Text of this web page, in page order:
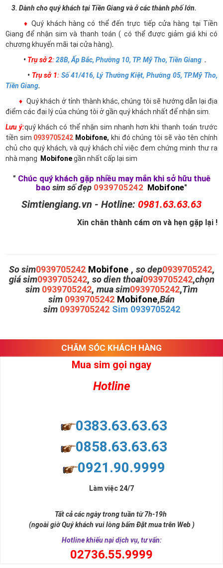
3. Dành cho quý khách tại Tiền Giang và ở các thành phố lớn.
♦ Quý khách hàng có thể đến trực tiếp cửa hàng tại Tiền
Giang để nhận sim và thanh toán ( có thể được giảm giá khi có
chương khuyến mãi tại cửa hàng).
• Trụ sở 2:28B, Ấp Bắc, Phường 10, TP. Mỹ Tho, Tiền Giang .
• Trụ sở 1: Số 41/416, Lý Thường Kiệt, Phường 05, TP.Mỹ Tho,
Tiền Giang.
♦ Quý khách ở tỉnh thành khác, chúng tôi sẽ hướng dẫn lại địa
điểm các đại lý của chúng tôi ở gần quý khách nhất để nhận sim.
Lưu ý:quý khách có thể nhận sim nhanh hơn khi thanh toán trước
tiền sim 0939705242 Mobifone, khi đó chúng tôi sẽ vào tên chính
chủ cho quý khách, và quý khách chỉ việc đem chứng minh thư ra
nhà mạng
Mobifonegần nhất cấp lại sim
" Chúc quý khách gặp nhiều may mắn khi sở hữu thuê
bao sim số đẹp 0939705242 Mobifone"
Simtiengiang.vn - Hotline: 0981.63.63.63
Xin chân thành cám ơn và hẹn gặp lại !
So sim0939705242 Mobifone , so dep0939705242,
giá sim0939705242, so dien thoai0939705242,chọn
sim 0939705242, mua sim0939705242,Tìm
sim 0939705242 Mobifone,Bán
sim 0939705242 Sim 0939705242
CHĂM SÓC KHÁCH HÀNG
Mua sim gọi ngay
Hotline
0383.63.63.63
0858.63.63.63
0921.90.9999
Làm việc 24/7
Tất cả các ngày trong tuần từ 7h-19h
(ngoài giờ Quý khách vui lòng bấm Đặt mua trên Web )
Hotline khiếu nại dịch vụ, tư vấn:
02736.55.9999